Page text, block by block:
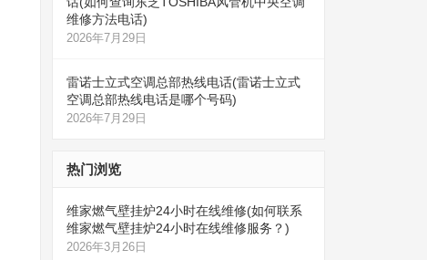
维修方法电话)
2026年7月29日
雷诺士立式空调总部热线电话(雷诺士立式
空调总部热线电话是哪个号码)
2026年7月29日
热门浏览
维家燃气壁挂炉24小时在线维修(如何联系
维家燃气壁挂炉24小时在线维修服务？)
2026年3月26日